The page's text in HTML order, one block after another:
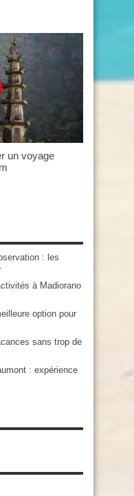
un voyage
: les
à Madiorano
option pour
sans trop de
: expérience